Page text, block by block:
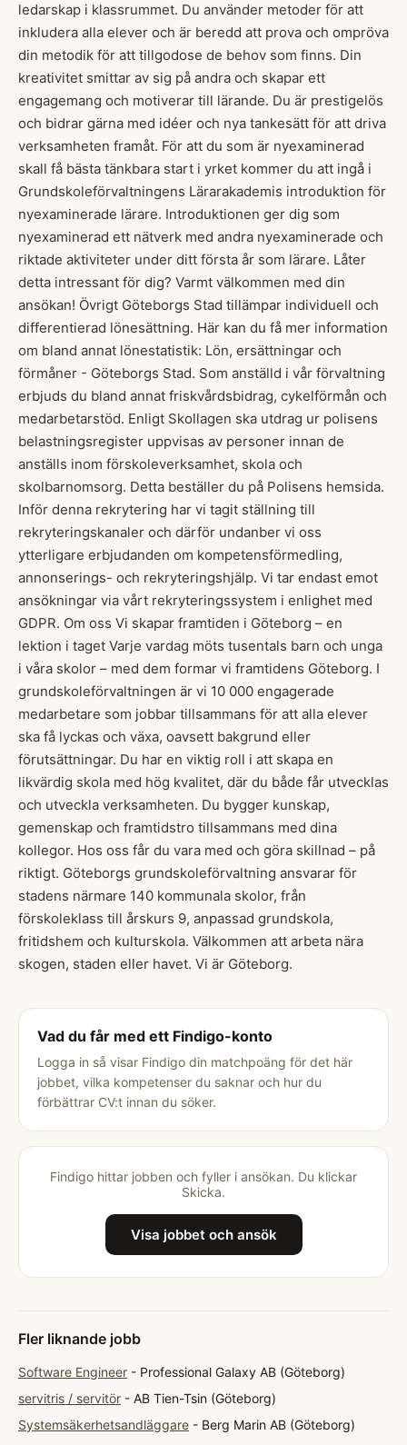
ledarskap i klassrummet. Du använder metoder för att
inkludera alla elever och är beredd att prova och ompröva
din metodik för att tillgodose de behov som finns. Din
kreativitet smittar av sig på andra och skapar ett
engagemang och motiverar till lärande. Du är prestigelös
och bidrar gärna med idéer och nya tankesätt för att driva
verksamheten framåt. För att du som är nyexaminerad
skall få bästa tänkbara start i yrket kommer du att ingå i
Grundskoleförvaltningens Lärarakademis introduktion för
nyexaminerade lärare. Introduktionen ger dig som
nyexaminerad ett nätverk med andra nyexaminerade och
riktade aktiviteter under ditt första år som lärare. Låter
detta intressant för dig? Varmt välkommen med din
ansökan! Övrigt Göteborgs Stad tillämpar individuell och
differentierad lönesättning. Här kan du få mer information
om bland annat lönestatistik: Lön, ersättningar och
förmåner - Göteborgs Stad. Som anställd i vår förvaltning
erbjuds du bland annat friskvårdsbidrag, cykelförmån och
medarbetarstöd. Enligt Skollagen ska utdrag ur polisens
belastningsregister uppvisas av personer innan de
anställs inom förskoleverksamhet, skola och
skolbarnomsorg. Detta beställer du på Polisens hemsida.
Inför denna rekrytering har vi tagit ställning till
rekryteringskanaler och därför undanber vi oss
ytterligare erbjudanden om kompetensförmedling,
annonserings- och rekryteringshjälp. Vi tar endast emot
ansökningar via vårt rekryteringssystem i enlighet med
GDPR. Om oss Vi skapar framtiden i Göteborg – en
lektion i taget Varje vardag möts tusentals barn och unga
i våra skolor – med dem formar vi framtidens Göteborg. I
grundskoleförvaltningen är vi 10 000 engagerade
medarbetare som jobbar tillsammans för att alla elever
ska få lyckas och växa, oavsett bakgrund eller
förutsättningar. Du har en viktig roll i att skapa en
likvärdig skola med hög kvalitet, där du både får utvecklas
och utveckla verksamheten. Du bygger kunskap,
gemenskap och framtidstro tillsammans med dina
kollegor. Hos oss får du vara med och göra skillnad – på
riktigt. Göteborgs grundskoleförvaltning ansvarar för
stadens närmare 140 kommunala skolor, från
förskoleklass till årskurs 9, anpassad grundskola,
fritidshem och kulturskola. Välkommen att arbeta nära
skogen, staden eller havet. Vi är Göteborg.
Vad du får med ett Findigo-konto
Logga in så visar Findigo din matchpoäng för det här
jobbet, vilka kompetenser du saknar och hur du
förbättrar CV:t innan du söker.
Findigo hittar jobben och fyller i ansökan. Du klickar
Skicka.
Visa jobbet och ansök
Fler liknande jobb
Software Engineer - Professional Galaxy AB (Göteborg)
servitris / servitör - AB Tien-Tsin (Göteborg)
Systemsäkerhetsandläggare - Berg Marin AB (Göteborg)